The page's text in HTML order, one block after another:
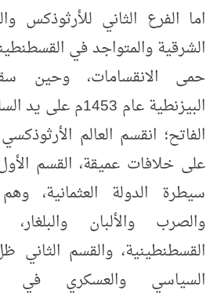
اما الفرع الثاني للأرثوذكس
الشرقية والمتواجد في
حمى الانقسامات، وحين
البيزنطية عام
الفاتح؛ انقسم العالم
على خلافات عميقة، القسم
سيطرة الدولة العثمانية،
والصرب والألبان
القسطنطينية، والقسم الثاني
السياسي والعسكري في